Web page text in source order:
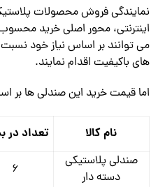
نمایندگی فروش محصولات
اینترنتی، محور اصلی خرید
می توانند بر اساس نیاز خود
های باکیفیت اقدام نمایند.
اما قیمت خرید این صندلی ها
نام کالا تعداد در
صندلی پلاستیکی
دسته دار
۶